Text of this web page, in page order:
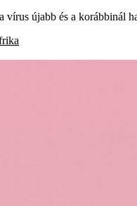
újabb és a korábbinál